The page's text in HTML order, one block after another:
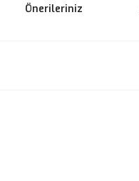
Önerileriniz